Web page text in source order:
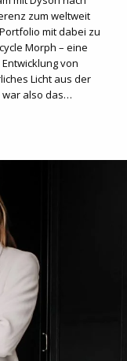
zum weltweit
mit dabei zu
Morph – eine
von
Licht aus der
war also das…